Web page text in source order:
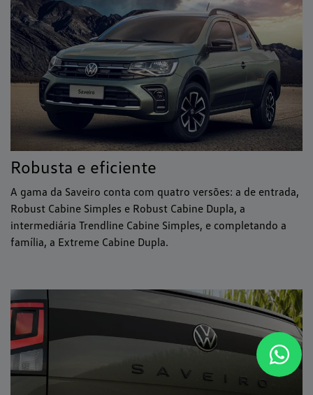
Robusta e eficiente
A gama da Saveiro conta com quatro versões: a de entrada,
Robust Cabine Simples e Robust Cabine Dupla, a
intermediária Trendline Cabine Simples, e completando a
família, a Extreme Cabine Dupla.